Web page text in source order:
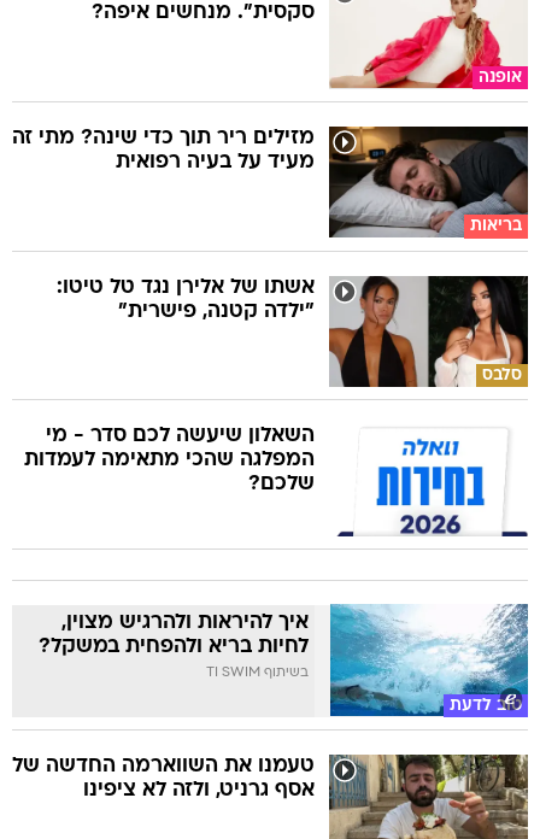
אופנה
סקסית". מנחשים איפה?
בריאות
מזילים ריר תוך כדי שינה? מתי זה
מעיד על בעיה רפואית
סלבס
אשתו של אלירן נגד טל טיטו:
"ילדה קטנה, פישרית"
השאלון שיעשה לכם סדר - מי
המפלגה שהכי מתאימה לעמדות
שלכם?
טוב לדעת
איך להיראות ולהרגיש מצוין,
לחיות בריא ולהפחית במשקל?
בשיתוף TI SWIM
טעמנו את השווארמה החדשה של
אסף גרניט, ולזה לא ציפינו